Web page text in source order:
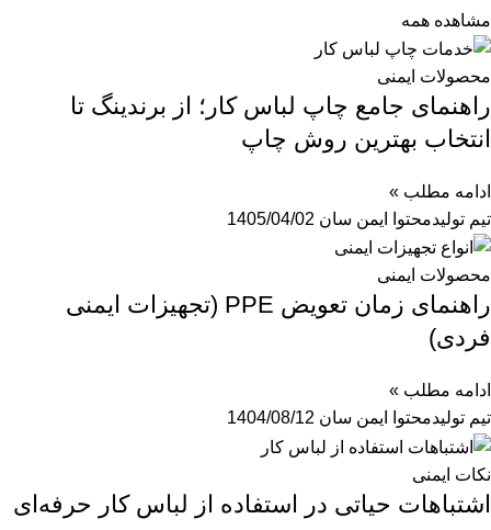
مشاهده همه
محصولات ایمنی
راهنمای جامع چاپ لباس کار؛ از برندینگ تا
انتخاب بهترین روش چاپ
ادامه مطلب »
تیم تولیدمحتوا ایمن سان 1405/04/02
محصولات ایمنی
راهنمای زمان تعویض PPE (تجهیزات ایمنی
فردی)
ادامه مطلب »
تیم تولیدمحتوا ایمن سان 1404/08/12
نکات ایمنی
اشتباهات حیاتی در استفاده از لباس کار حرفه‌ای